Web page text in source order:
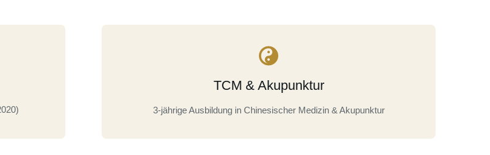
TCM & Akupunktur
3-jährige Ausbildung in Chinesischer Medizin & Akupunktur